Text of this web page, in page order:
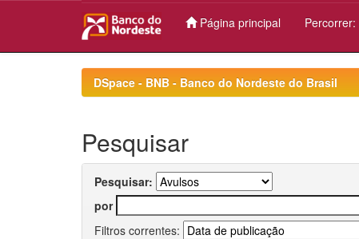
Página principal Percorrer:
DSpace - BNB - Banco do Nordeste do Brasil
Pesquisar
Pesquisar:
por
Filtros correntes: